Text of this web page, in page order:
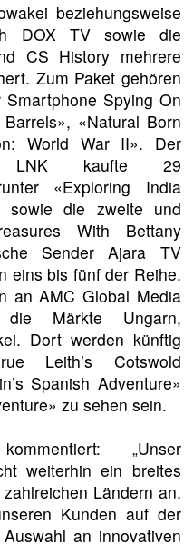
beziehungsweise
DOX TV sowie die
CS History mehrere
Zum Paket gehören
Spying On
«Natural Born
World War II». Der
LNK kaufte 29
«Exploring India
sowie die zweite und
With Bettany
Sender Ajara TV
eins bis fünf der Reihe.
an AMC Global Media
Märkte Ungarn,
Dort werden künftig
Leith’s Cotswold
Spanish Adventure»
zu sehen sein.
„Unser
weiterhin ein breites
Ländern an.
Kunden auf der
an innovativen